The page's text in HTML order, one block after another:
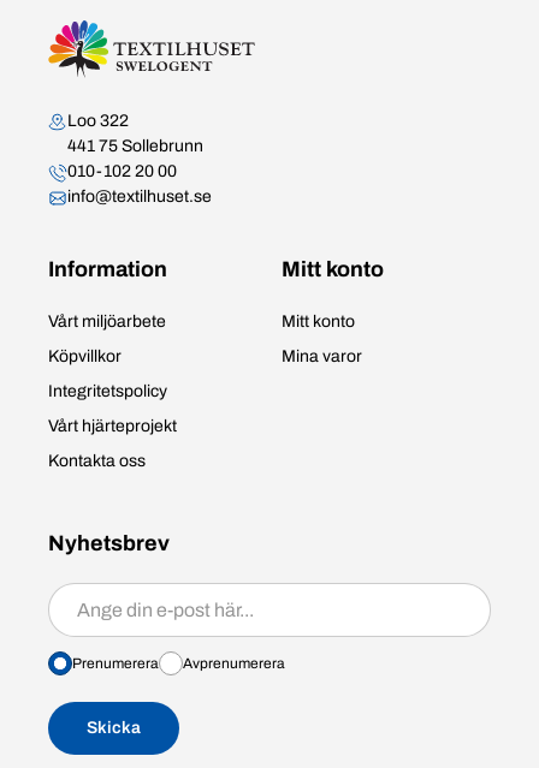
Kontakta oss
Loo 322
441 75 Sollebrunn
010-102 20 00
info@textilhuset.se
Information
Vårt miljöarbete
Köpvillkor
Integritetspolicy
Vårt hjärteprojekt
Kontakta oss
Mitt konto
Mitt konto
Mina varor
Nyhetsbrev
Prenumerera/avprenumerera
Prenumerera Avprenumerera
Skicka